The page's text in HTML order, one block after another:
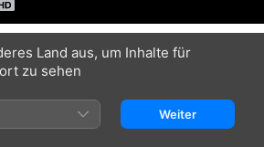
von Bestseller-Autor Stephen King
über die Menschlichkeit.
Red (Freeman), der eine
absitzt, und Andy Dufresne
Bande, die sie über zwanzig Jahre
Gemeinsam entdecken sie, dass
Land aus, um Inhalte für
zu sehen
Weiter